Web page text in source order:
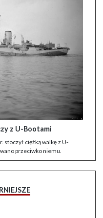
z U-Bootami
stoczył ciężką walkę z U-
przeciwko niemu.